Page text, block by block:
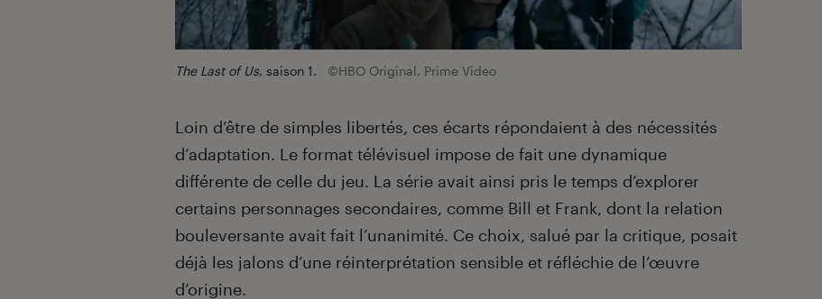
The Last of Us, saison 1. ©HBO Original, Prime Video
Loin d’être de simples libertés, ces écarts répondaient à des nécessités
d’adaptation. Le format télévisuel impose de fait une dynamique
différente de celle du jeu. La série avait ainsi pris le temps d’explorer
certains personnages secondaires, comme Bill et Frank, dont la relation
bouleversante avait fait l’unanimité. Ce choix, salué par la critique, posait
déjà les jalons d’une réinterprétation sensible et réfléchie de l’œuvre
d’origine.